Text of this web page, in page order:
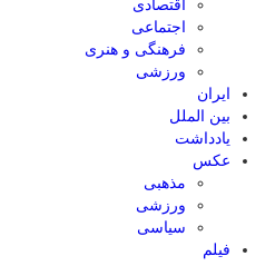
اقتصادی
اجتماعی
فرهنگی و هنری
ورزشی
ایران
بین الملل
یادداشت
عکس
مذهبی
ورزشی
سیاسی
فیلم